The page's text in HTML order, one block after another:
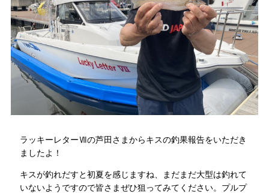
ラッキーレターⅦの芦田さまからキスの釣果報告をいただき
ましたよ！
キスが釣れだすと初夏を感じますね、まだまだ大型は釣れて
いないようですので皆さまぜひ狙ってみてください。プルプ